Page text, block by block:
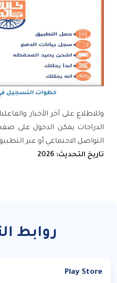
خطوات التسجيل في
وللاطلاع على آخر الأخبار
الدراجات يمكن الدخول على
التواصل الاجتماعي أو عبر
تاريخ التحديث: 2026
روابط
Play Store